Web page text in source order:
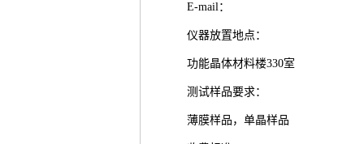
E-mail：
仪器放置地点：
功能晶体材料楼330室
测试样品要求：
薄膜样品，单晶样品